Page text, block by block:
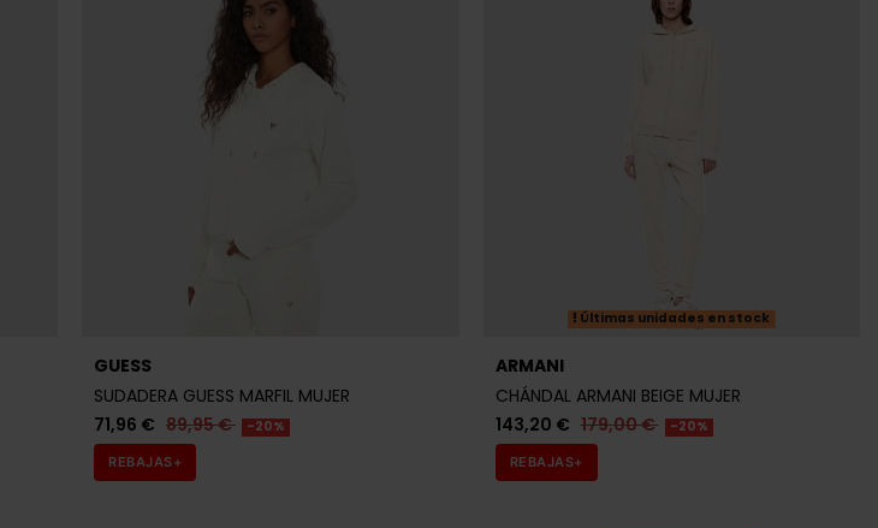
GUESS
SUDADERA GUESS MARFIL MUJER
71,96 € 89,95 € -20%
REBAJAS+
Últimas unidades en stock
ARMANI
CHÁNDAL ARMANI BEIGE MUJER
143,20 € 179,00 € -20%
REBAJAS+